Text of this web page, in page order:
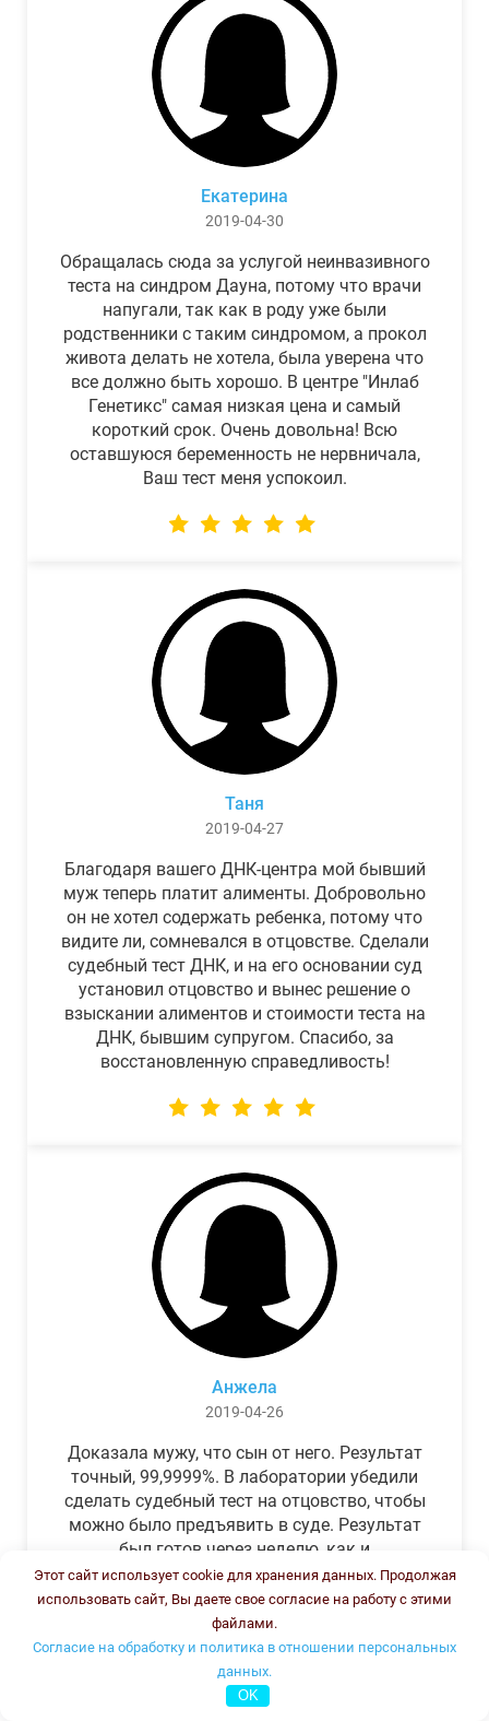
Екатерина
2019-04-30
Обращалась сюда за услугой неинвазивного
теста на синдром Дауна, потому что врачи
напугали, так как в роду уже были
родственники с таким синдромом, а прокол
живота делать не хотела, была уверена что
все должно быть хорошо. В центре "Инлаб
Генетикс" самая низкая цена и самый
короткий срок. Очень довольна! Всю
оставшуюся беременность не нервничала,
Ваш тест меня успокоил.
Таня
2019-04-27
Благодаря вашего ДНК-центра мой бывший
муж теперь платит алименты. Добровольно
он не хотел содержать ребенка, потому что
видите ли, сомневался в отцовстве. Сделали
судебный тест ДНК, и на его основании суд
установил отцовство и вынес решение о
взыскании алиментов и стоимости теста на
ДНК, бывшим супругом. Спасибо, за
восстановленную справедливость!
Анжела
2019-04-26
Доказала мужу, что сын от него. Результат
точный, 99,9999%. В лаборатории убедили
сделать судебный тест на отцовство, чтобы
можно было предъявить в суде. Результат
был готов через неделю, как и
обещали.Теперь муж бегает и извиняется.
Этот сайт использует cookie для хранения данных. Продолжая
использовать сайт, Вы даете свое согласие на работу с этими
файлами.
Согласие на обработку и политика в отношении персональных
данных.
OK